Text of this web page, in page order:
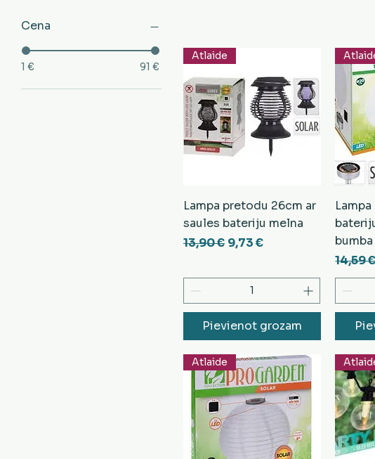
Cena
1 € 91 €
Atlaide
Lampa pretodu 26cm ar
saules bateriju melna
Parastā cena
13,90 € Izpārdošanas cena
9,73 €
Pievienot grozam
14,59
Atlaide